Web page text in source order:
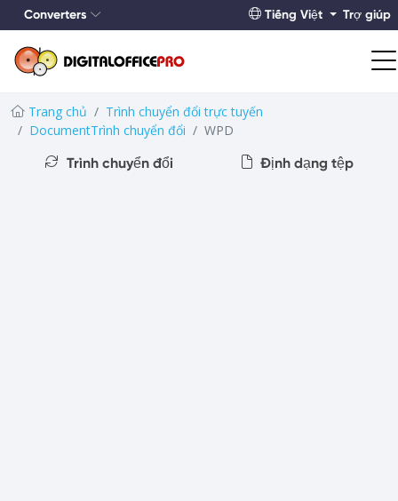
Converters Tiếng Việt Trợ giúp
Trang chủ
Trình chuyển đổi trực tuyến
DocumentTrình chuyển đổi
WPD
Trình chuyển đổi
Định dạng tệp